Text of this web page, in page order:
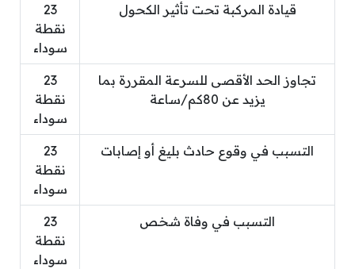
قيادة المركبة تحت تأثير الكحول
23
نقطة
سوداء
تجاوز الحد الأقصى للسرعة المقررة بما
يزيد عن 80كم/ساعة
23
نقطة
سوداء
التسبب في وقوع حادث بليغ أو إصابات
23
نقطة
سوداء
التسبب في وفاة شخص
23
نقطة
سوداء